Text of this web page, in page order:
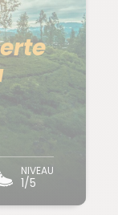
NIVEAU
1/5